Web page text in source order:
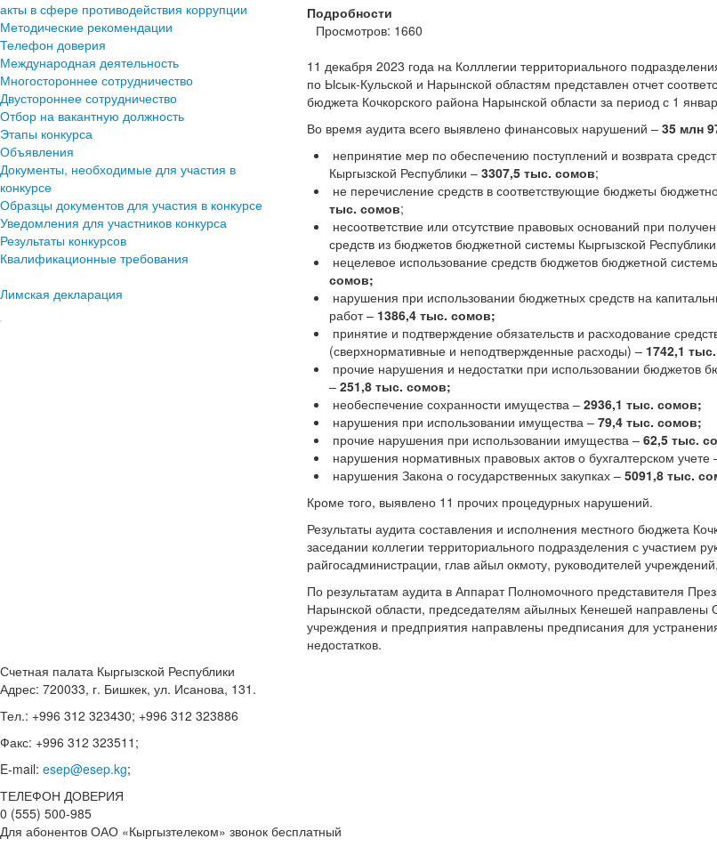
акты в сфере противодействия коррупции
Методические рекомендации
Телефон доверия
Международная деятельность
Многостороннее сотрудничество
Двустороннее сотрудничество
Отбор на вакантную должность
Этапы конкурса
Объявления
Документы, необходимые для участия в
конкурсе
Образцы документов для участия в конкурсе
Уведомления для участников конкурса
Результаты конкурсов
Квалификационные требования
Лимская декларация
Подробности
Просмотров: 1660
11 декабря 2023 года на Колллегии территориального
по Ысык-Кульской и Нарынской областям представлен отчет
бюджета Кочкорского района Нарынской области за период с 1
Во время аудита всего выявлено финансовых нарушений – 35млн
непринятие мер по обеспечению поступлений и возврата
Кыргызской Республики – 3307,5 тыс. сомов;
не перечисление средств в соответствующие бюджеты
тыс. сомов;
несоответствие или отсутствие правовых оснований при
средств из бюджетов бюджетной системы Кыргызской
нецелевое использование средств бюджетов бюджетной
сомов;
нарушения при использовании бюджетных средств на
работ –1386,4 тыс. сомов;
принятие и подтверждение обязательств и расходование
(сверхнормативные и неподтвержденные расходы) – 1742,1
прочие нарушения и недостатки при использовании бюджетов
– 251,8 тыс. сомов;
необеспечение сохранности имущества –2936,1 тыс. сомов;
нарушения при использовании имущества –79,4 тыс. сомов;
прочие нарушения при использовании имущества – 62,5 тыс.
нарушения нормативных правовых актов о бухгалтерском учете
нарушения Закона о государственных закупках – 5091,8 тыс.
Кроме того, выявлено 11 прочих процедурных нарушений.
Результаты аудита составления и исполнения местного бюджета
заседании коллегии территориального подразделения с участием
райгосадминистрации, глав айыл окмоту, руководителей
По результатам аудита в Аппарат Полномочного представителя
Нарынской области, председателям айылных Кенешей направлены
учреждения и предприятия направлены предписания для
недостатков.
Счетная палата Кыргызской Республики
Адрес: 720033, г. Бишкек, ул. Исанова, 131.
Тел.: +996 312 323430; +996 312 323886
Факс: +996 312 323511;
E-mail: esep@esep.kg;
ТЕЛЕФОН ДОВЕРИЯ
0 (555) 500-985
Для абонентов ОАО «Кыргызтелеком» звонок бесплатный